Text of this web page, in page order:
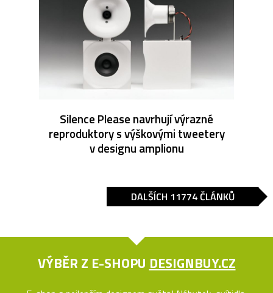
Silence Please navrhují výrazné
reproduktory s výškovými tweetery
v designu amplionu
DALŠÍCH 11774 ČLÁNKŮ
VÝBĚR Z E-SHOPU DESIGNBUY.CZ